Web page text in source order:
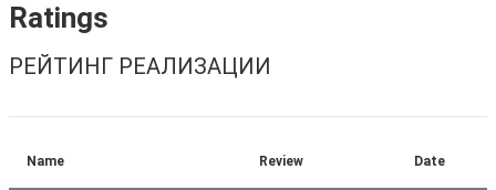
Ratings
РЕЙТИНГ РЕАЛИЗАЦИИ
Name Review Date